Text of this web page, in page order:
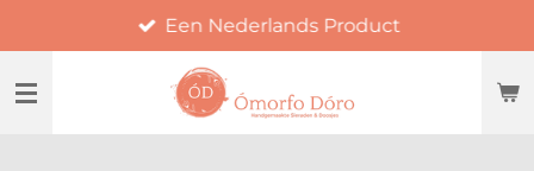
naar
Een Nederlands Product